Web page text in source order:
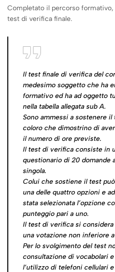
Completato il percorso formativo,
test di verifica finale.
Il test finale di verifica del
medesimo soggetto che ha
formativo ed ha ad oggetto
nella tabella allegata sub A.
Sono ammessi a sostenere
coloro che dimostrino di
il numero di ore previste.
Il test di verifica consiste in
questionario di 20 domande
singola.
Colui che sostiene il test
una delle quattro opzioni e
stata selezionata l’opzione
punteggio pari a uno.
Il test di verifica si
una votazione non inferiore a
Per lo svolgimento del test
consultazione di vocabolari
l’utilizzo di telefoni cellulari